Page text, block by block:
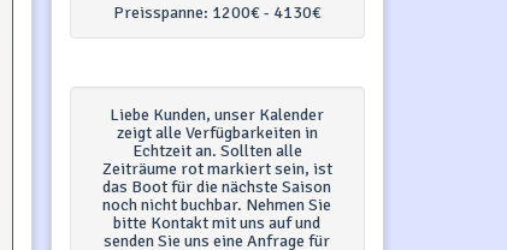
Preisspanne: 1200€ - 4130€
Liebe Kunden, unser Kalender
zeigt alle Verfügbarkeiten in
Echtzeit an. Sollten alle
Zeiträume rot markiert sein, ist
das Boot für die nächste Saison
noch nicht buchbar. Nehmen Sie
bitte Kontakt mit uns auf und
senden Sie uns eine Anfrage für